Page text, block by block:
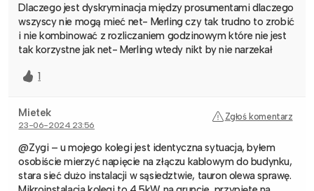
Dlaczego jest dyskryminacja między prosumentami dlaczego
wszyscy nie mogą mieć net- Merling czy tak trudno to zrobić
i nie kombinować z rozliczaniem godzinowym które nie jest
tak korzystne jak net- Merling wtedy nikt by nie narzekał
1
Mietek
23-06-2024 23:56
Zgłoś komentarz
@Zygi – u mojego kolegi jest identyczna sytuacja, byłem
osobiście mierzyć napięcie na złączu kablowym do budynku,
stara sieć dużo instalacji w sąsiedztwie, tauron olewa sprawę.